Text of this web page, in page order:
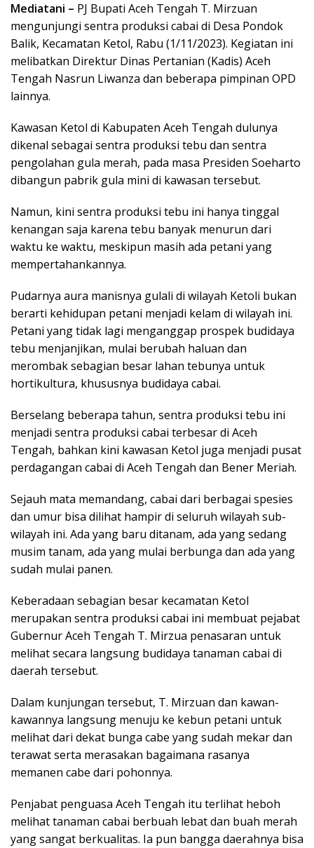
Mediatani – PJ Bupati Aceh Tengah T. Mirzuan
mengunjungi sentra produksi cabai di Desa Pondok
Balik, Kecamatan Ketol, Rabu (1/11/2023). Kegiatan ini
melibatkan Direktur Dinas Pertanian (Kadis) Aceh
Tengah Nasrun Liwanza dan beberapa pimpinan OPD
lainnya.
Kawasan Ketol di Kabupaten Aceh Tengah dulunya
dikenal sebagai sentra produksi tebu dan sentra
pengolahan gula merah, pada masa Presiden Soeharto
dibangun pabrik gula mini di kawasan tersebut.
Namun, kini sentra produksi tebu ini hanya tinggal
kenangan saja karena tebu banyak menurun dari
waktu ke waktu, meskipun masih ada petani yang
mempertahankannya.
Pudarnya aura manisnya gulali di wilayah Ketoli bukan
berarti kehidupan petani menjadi kelam di wilayah ini.
Petani yang tidak lagi menganggap prospek budidaya
tebu menjanjikan, mulai berubah haluan dan
merombak sebagian besar lahan tebunya untuk
hortikultura, khususnya budidaya cabai.
Berselang beberapa tahun, sentra produksi tebu ini
menjadi sentra produksi cabai terbesar di Aceh
Tengah, bahkan kini kawasan Ketol juga menjadi pusat
perdagangan cabai di Aceh Tengah dan Bener Meriah.
Sejauh mata memandang, cabai dari berbagai spesies
dan umur bisa dilihat hampir di seluruh wilayah sub-
wilayah ini. Ada yang baru ditanam, ada yang sedang
musim tanam, ada yang mulai berbunga dan ada yang
sudah mulai panen.
Keberadaan sebagian besar kecamatan Ketol
merupakan sentra produksi cabai ini membuat pejabat
Gubernur Aceh Tengah T. Mirzua penasaran untuk
melihat secara langsung budidaya tanaman cabai di
daerah tersebut.
Dalam kunjungan tersebut, T. Mirzuan dan kawan-
kawannya langsung menuju ke kebun petani untuk
melihat dari dekat bunga cabe yang sudah mekar dan
terawat serta merasakan bagaimana rasanya
memanen cabe dari pohonnya.
Penjabat penguasa Aceh Tengah itu terlihat heboh
melihat tanaman cabai berbuah lebat dan buah merah
yang sangat berkualitas. Ia pun bangga daerahnya bisa